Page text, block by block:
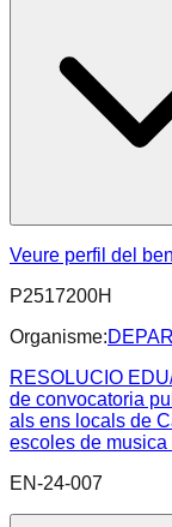
Veure perfil del
P2517200H
Organisme:
RESOLUCIO
de convocatoria
als ens locals de
escoles de
EN-24-007